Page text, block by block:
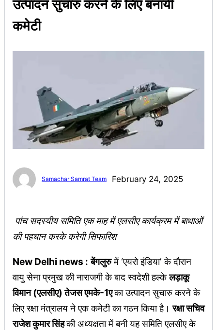
उत्पादन सुचारु करने के लिए बनायी
कमेटी
Samachar Samrat Team February 24, 2025
पांच सदस्यीय समिति एक माह में एलसीए कार्यक्रम में बाधाओं
की पहचान करके करेगी सिफारिश
New Delhi news : बेंगलुरुमें ‘एयरो इंडिया’ के दौरान
वायु सेना प्रमुख की नाराजगी के बाद स्वदेशी हल्केलड़ाकू
विमान (एलसीए) तेजस एमके-1एका उत्पादन सुचारु करने के
लिए रक्षा मंत्रालय ने एक कमेटी का गठन किया है।रक्षा सचिव
राजेश कुमार सिंहकी अध्यक्षता में बनी यह समिति एलसीए के